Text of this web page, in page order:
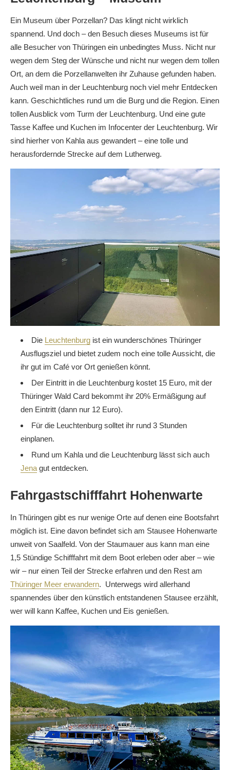
Ein Museum über Porzellan? Das klingt nicht wirklich
spannend. Und doch – den Besuch dieses Museums ist für
alle Besucher von Thüringen ein unbedingtes Muss. Nicht nur
wegen dem Steg der Wünsche und nicht nur wegen dem tollen
Ort, an dem die Porzellanwelten ihr Zuhause gefunden haben.
Auch weil man in der Leuchtenburg noch viel mehr Entdecken
kann. Geschichtliches rund um die Burg und die Region. Einen
tollen Ausblick vom Turm der Leuchtenburg. Und eine gute
Tasse Kaffee und Kuchen im Infocenter der Leuchtenburg. Wir
sind hierher von Kahla aus gewandert – eine tolle und
herausfordernde Strecke auf dem Lutherweg.
Die Leuchtenburg ist ein wunderschönes Thüringer
Ausflugsziel und bietet zudem noch eine tolle Aussicht, die
ihr gut im Café vor Ort genießen könnt.
Der Eintritt in die Leuchtenburg kostet 15 Euro, mit der
Thüringer Wald Card bekommt ihr 20% Ermäßigung auf
den Eintritt (dann nur 12 Euro).
Für die Leuchtenburg solltet ihr rund 3 Stunden
einplanen.
Rund um Kahla und die Leuchtenburg lässt sich auch
Jena gut entdecken.
Fahrgastschifffahrt Hohenwarte
In Thüringen gibt es nur wenige Orte auf denen eine Bootsfahrt
möglich ist. Eine davon befindet sich am Stausee Hohenwarte
unweit von Saalfeld. Von der Staumauer aus kann man eine
1,5 Stündige Schifffahrt mit dem Boot erleben oder aber – wie
wir – nur einen Teil der Strecke erfahren und den Rest am
Thüringer Meer erwandern. Unterwegs wird allerhand
spannendes über den künstlich entstandenen Stausee erzählt,
wer will kann Kaffee, Kuchen und Eis genießen.